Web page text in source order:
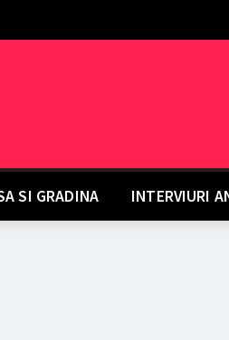
SI GRADINA INTERVIURI